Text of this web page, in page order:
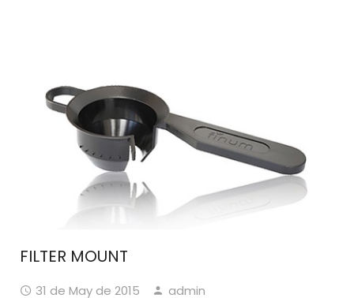
FILTER MOUNT
31 de May de 2015
admin